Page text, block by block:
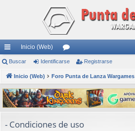
nl
ac
es
rá
Inicio (Web)
or
os
Buscar Identificarse Registrarse
Inicio (Web) Foro Punta de Lanza Wargames
- Condiciones de uso